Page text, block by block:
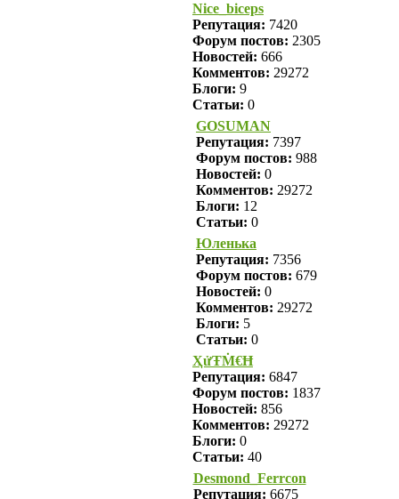
Nice_biceps
Репутация: 7420
Форум постов: 2305
Новостей: 666
Комментов: 29272
Блоги: 9
Статьи: 0
GOSUMAN
Репутация: 7397
Форум постов: 988
Новостей: 0
Комментов: 29272
Блоги: 12
Статьи: 0
Юленька
Репутация: 7356
Форум постов: 679
Новостей: 0
Комментов: 29272
Блоги: 5
Статьи: 0
ҲửŦṀ€Ħ
Репутация: 6847
Форум постов: 1837
Новостей: 856
Комментов: 29272
Блоги: 0
Статьи: 40
Desmond_Ferrcon
Репутация: 6675